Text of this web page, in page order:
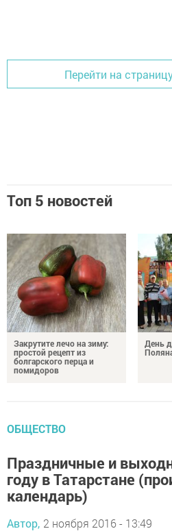
Перейти на
Топ 5 новостей
Закрутите лечо на зиму:
простой рецепт из
болгарского перца и
помидоров
День
ОБЩЕСТВО
Праздничные и
году в Татарстане
календарь)
Автор, 2 ноября 2016 - 13:49